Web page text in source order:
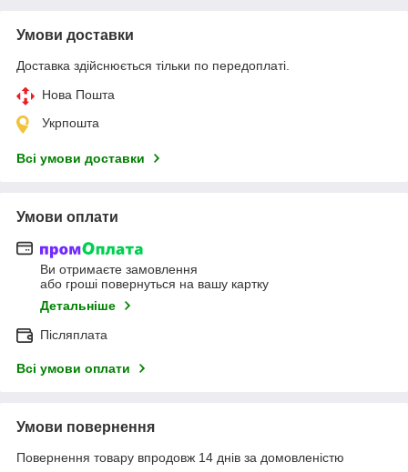
Умови доставки
Доставка здійснюється тільки по передоплаті.
Нова Пошта
Укрпошта
Всі умови доставки
Умови оплати
Ви отримаєте замовлення
або гроші повернуться на вашу картку
Детальніше
Післяплата
Всі умови оплати
Умови повернення
Повернення товару впродовж 14 днів за домовленістю